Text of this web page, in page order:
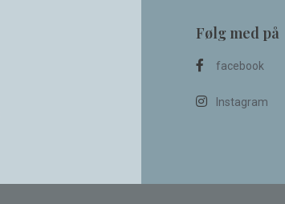
Følg med på
facebook
Instagram